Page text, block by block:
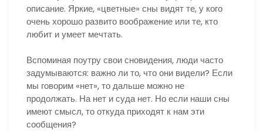
описание. Яркие, «цветные» сны видят те, у кого
очень хорошо развито воображение или те, кто
любит и умеет мечтать.
Вспоминая поутру свои сновидения, люди часто
задумываются: важно ли то, что они видели? Если
мы говорим «нет», то дальше можно не
продолжать. На нет и суда нет. Но если наши сны
имеют смысл, то откуда приходят к нам эти
сообщения?